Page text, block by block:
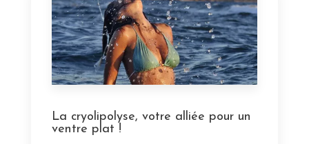
La cryolipolyse, votre alliée pour un
ventre plat !